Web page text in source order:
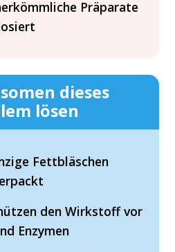
Präparate
dieses
lösen
Fettbläschen
den Wirkstoff vor
Enzymen